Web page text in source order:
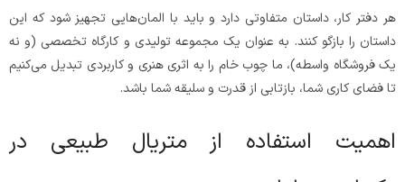
هر دفتر کار، داستان متفاوتی دارد و باید با المان‌هایی تجهیز شود که این
داستان را بازگو کنند. به عنوان یک مجموعه تولیدی و کارگاه تخصصی (و نه
یک فروشگاه واسطه)، ما چوب خام را به اثری هنری و کاربردی تبدیل می‌کنیم
تا فضای کاری شما، بازتابی از قدرت و سلیقه شما باشد.
اهمیت استفاده از متریال طبیعی در